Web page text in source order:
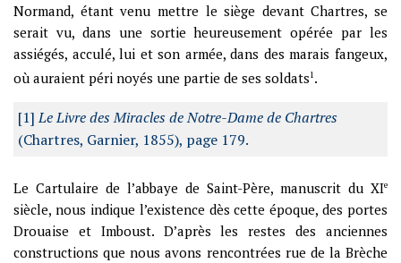
Normand, étant venu mettre le siège devant Chartres, se
serait vu, dans une sortie heureusement opérée par les
assiégés, acculé, lui et son armée, dans des marais fangeux,
où auraient péri noyés une partie de ses soldats1.
[1]Le Livre des Miracles de Notre-Dame de Chartres
(Chartres, Garnier, 1855), page 179.
Le Cartulaire de l’abbaye de Saint-Père, manuscrit du XIe
siècle, nous indique l’existence dès cette époque, des portes
Drouaise et Imboust. D’après les restes des anciennes
constructions que nous avons rencontrées rue de la Brèche